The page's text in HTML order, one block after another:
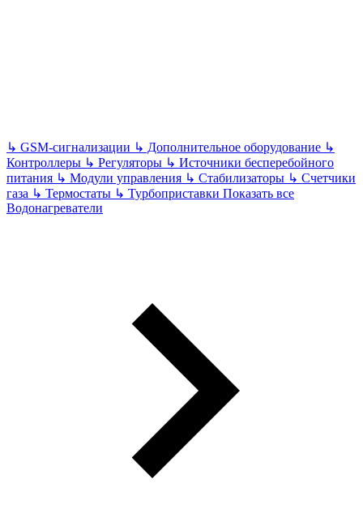
↳ GSM-сигнализации ↳ Дополнительное оборудование ↳
Контроллеры ↳ Регуляторы ↳ Источники бесперебойного
питания ↳ Модули управления ↳ Стабилизаторы ↳ Счетчики
газа ↳ Термостаты ↳ Турбоприставки Показать все
Водонагреватели